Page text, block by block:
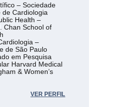
– Sociedade
de Cardiologia
Health –
Chan School of
–
de São Paulo
em Pesquisa
Harvard Medical
& Women’s
VER PERFIL